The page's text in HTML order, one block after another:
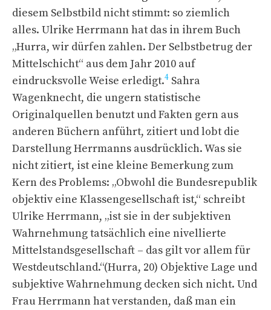
diesem Selbstbild nicht stimmt: so ziemlich
alles. Ulrike Herrmann hat das in ihrem Buch
„Hurra, wir dürfen zahlen. Der Selbstbetrug der
Mittelschicht“ aus dem Jahr 2010 auf
eindrucksvolle Weise erledigt.4 Sahra
Wagenknecht, die ungern statistische
Originalquellen benutzt und Fakten gern aus
anderen Büchern anführt, zitiert und lobt die
Darstellung Herrmanns ausdrücklich. Was sie
nicht zitiert, ist eine kleine Bemerkung zum
Kern des Problems: „Obwohl die Bundesrepublik
objektiv eine Klassengesellschaft ist,“ schreibt
Ulrike Herrmann, „ist sie in der subjektiven
Wahrnehmung tatsächlich eine nivellierte
Mittelstandsgesellschaft – das gilt vor allem für
Westdeutschland.“(Hurra, 20) Objektive Lage und
subjektive Wahrnehmung decken sich nicht. Und
Frau Herrmann hat verstanden, daß man ein